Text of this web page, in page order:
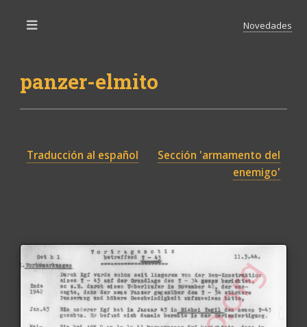
panzer-elmito
Novedades
Traducción al español
Sección 'armamento del
enemigo'